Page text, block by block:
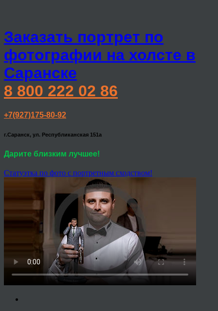
Заказать портрет по
фотографии на холсте в
Саранске
8 800 222 02 86
+7(927)175-80-92
г.Саранск, ул. Республиканская 151а
Дарите близким лучшее!
Статуэтка по фото с портретным сходством!